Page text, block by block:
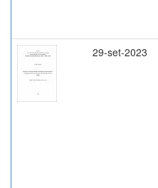
29-set-2023